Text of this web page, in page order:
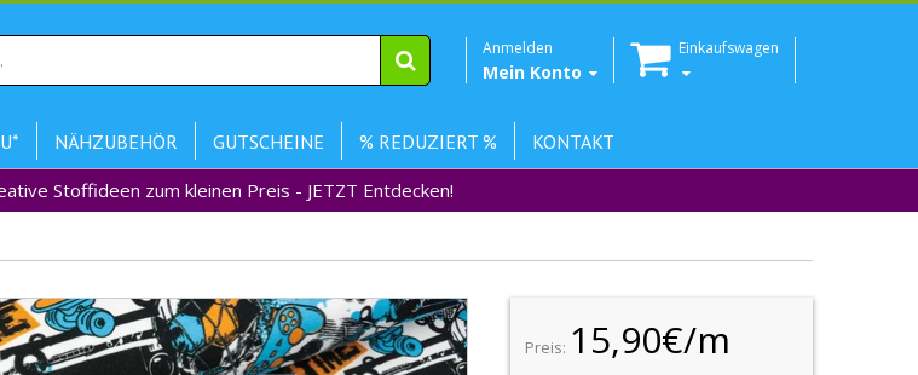
Anmelden
Mein Konto
Einkaufswagen
NÄHZUBEHÖR GUTSCHEINE % REDUZIERT %
KONTAKT
Stoffideen zum kleinen Preis - JETZT Entdecken!
Preis: 15,90€/m